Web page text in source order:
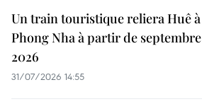
Un train touristique reliera Huê à
Phong Nha à partir de septembre
2026
31/07/2026 14:55